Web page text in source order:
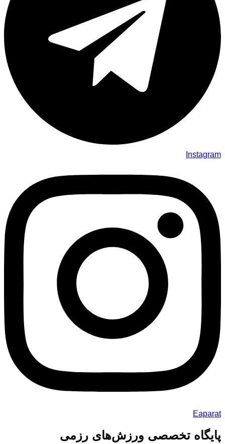
Instagram
Eaparat
پایگاه تخصصی ورزش‌های رزمی